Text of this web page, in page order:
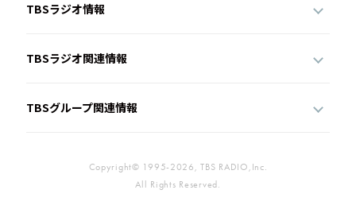
TBSラジオ情報
TBSラジオ関連情報
TBSグループ関連情報
Copyright© 1995-2026, TBS RADIO,Inc.
All Rights Reserved.